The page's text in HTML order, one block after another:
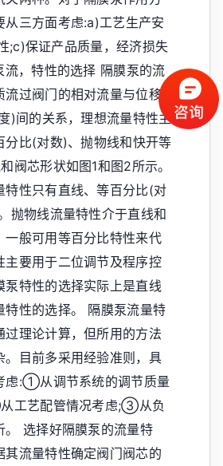
从三方面考虑:a)工艺生产安
;c)保证产品质量，经济损失
，特性的选择 隔膜泵的流
流过阀门的相对流量与位移
)间的关系，理想流量特性主
分比(对数)、抛物线和快开等
阀芯形状如图1和图2所示。
特性只有直线、等百分比(对
抛物线流量特性介于直线和
一般可用等百分比特性来代
主要用于二位调节及程序控
泵特性的选择实际上是直线
特性的选择。 隔膜泵流量特
过理论计算，但所用的方法
。目前多采用经验准则，具
虑:①从调节系统的调节质量
工艺配管情况考虑;③从负
。 选择好隔膜泵的流量特
其流量特性确定阀门阀芯的